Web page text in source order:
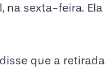
na sexta-feira.
que a